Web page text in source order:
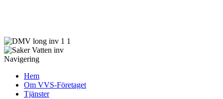
Navigering
Hem
Om VVS-Företaget
Tjänster